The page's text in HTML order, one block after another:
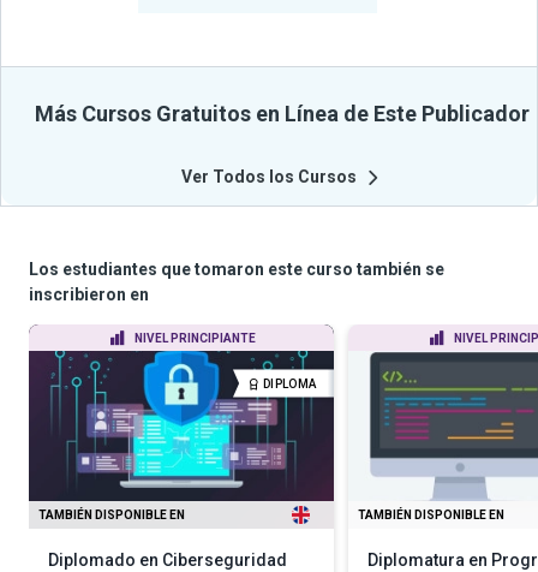
Más Cursos Gratuitos en Línea de Este Publicador
Ver Todos los Cursos
Los estudiantes que tomaron este curso también se
inscribieron en
NIVEL PRINCIPIANTE
DIPLOMA
TAMBIÉN DISPONIBLE EN
Diplomado en Ciberseguridad
NIVEL
TAMBIÉN DISPONIBLE EN
Diplomatura en